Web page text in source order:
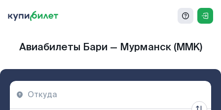
Авиабилеты Бари — Мурманск (MMK)